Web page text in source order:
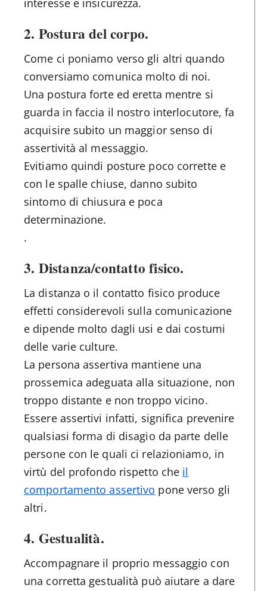
interesse e insicurezza.
2. Postura del corpo.
Come ci poniamo verso gli altri quando
conversiamo comunica molto di noi.
Una postura forte ed eretta mentre si
guarda in faccia il nostro interlocutore, fa
acquisire subito un maggior senso di
assertività al messaggio.
Evitiamo quindi posture poco corrette e
con le spalle chiuse, danno subito
sintomo di chiusura e poca
determinazione.
.
3. Distanza/contatto fisico.
La distanza o il contatto fisico produce
effetti considerevoli sulla comunicazione
e dipende molto dagli usi e dai costumi
delle varie culture.
La persona assertiva mantiene una
prossemica adeguata alla situazione, non
troppo distante e non troppo vicino.
Essere assertivi infatti, significa prevenire
qualsiasi forma di disagio da parte delle
persone con le quali ci relazioniamo, in
virtù del profondo rispetto che il
comportamento assertivo pone verso gli
altri.
4. Gestualità.
Accompagnare il proprio messaggio con
una corretta gestualità può aiutare a dare